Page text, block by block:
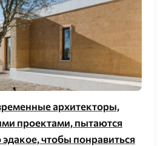
архитекторы,
проектами, пытаются
чтобы понравиться